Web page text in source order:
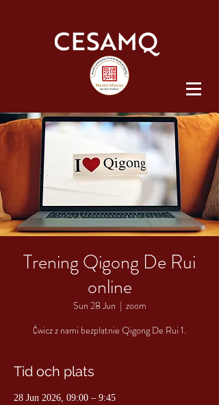
Trening Qigong De Rui
online
Sun 28 Jun
  |
zoom
Ćwicz z nami bezpłatnie Qigong De Rui 1.
Tid och plats
28 Jun 2026, 09:00 – 9:45